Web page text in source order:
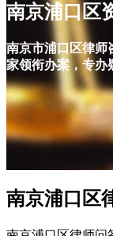
南京浦口区
南京市浦口区律师
家领衔办案，专办
南京浦口区